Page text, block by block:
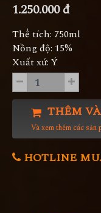
1.250.000 đ
Thể tích: 750ml
Nồng độ: 15%
Xuất xứ: Ý
THÊM
Và xem thêm các sản
HOTLINE